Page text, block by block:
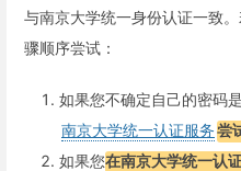
与南京大学统一身份认证一致
骤顺序尝试：
如果您不确定自己的密码
南京大学统一认证服务尝
如果您在南京大学统一认